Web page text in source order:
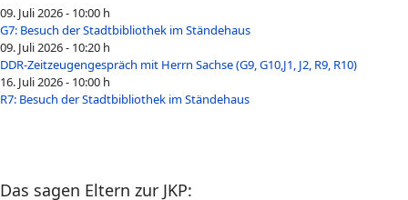
09. Juli 2026 - 10:00 h
G7: Besuch der Stadtbibliothek im Ständehaus
09. Juli 2026 - 10:20 h
DDR-Zeitzeugengespräch mit Herrn Sachse (G9, G10,J1, J2, R9, R10)
16. Juli 2026 - 10:00 h
R7: Besuch der Stadtbibliothek im Ständehaus
Das sagen Eltern zur JKP: